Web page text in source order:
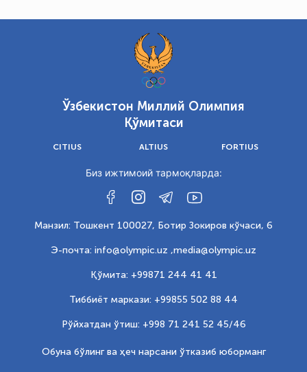
Ўзбекистон Миллий Олимпия
Қўмитаси
CITIUS ALTIUS FORTIUS
Биз ижтимоий тармоқларда:
Манзил: Тошкент 100027, Ботир Зокиров кўчаси, 6
Э-почта: info@olympic.uz ,media@olympic.uz
Қўмита: +99871 244 41 41
Тиббиёт маркази: +99855 502 88 44
Рўйхатдан ўтиш: +998 71 241 52 45/46
Обуна бўлинг ва ҳеч нарсани ўтказиб юборманг